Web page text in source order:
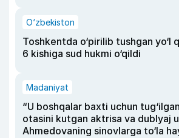
O‘zbekiston
Toshkentda o‘pirilib tushgan yo‘l
6 kishiga sud hukmi o‘qildi
Madaniyat
“U boshqalar baxti uchun
otasini kutgan aktrisa va dublyaj
Ahmedovaning sinovlarga to‘la